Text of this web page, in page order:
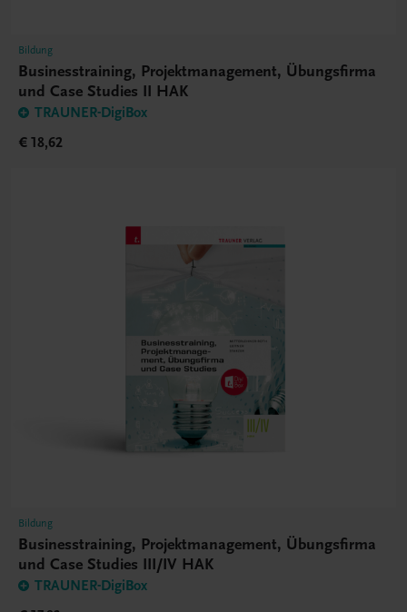
Bildung
Businesstraining, Projektmanagement, Übungsfirma
und Case Studies II HAK
TRAUNER-DigiBox
€ 18,62
Bildung
Businesstraining, Projektmanagement, Übungsfirma
und Case Studies III/IV HAK
TRAUNER-DigiBox